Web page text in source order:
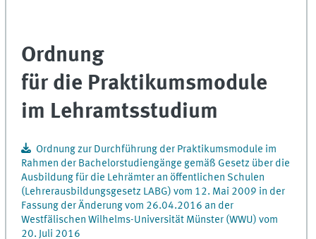
Ordnung
für die Praktikumsmodule
im Lehramtsstudium
Ordnung zur Durchführung der Praktikumsmodule im
Rahmen der Bachelorstudiengänge gemäß Gesetz über die
Ausbildung für die Lehrämter an öffentlichen Schulen
(Lehrerausbildungsgesetz LABG) vom 12. Mai 2009 in der
Fassung der Änderung vom 26.04.2016 an der
Westfälischen Wilhelms-Universität Münster (WWU) vom
20. Juli 2016